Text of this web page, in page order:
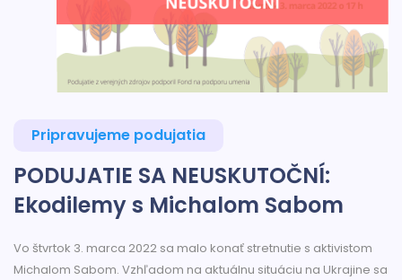
Pripravujeme podujatia
PODUJATIE SA NEUSKUTOČNÍ:
Ekodilemy s Michalom Sabom
Vo štvrtok 3. marca 2022 sa malo konať stretnutie s aktivistom
Michalom Sabom. Vzhľadom na aktuálnu situáciu na Ukrajine sa